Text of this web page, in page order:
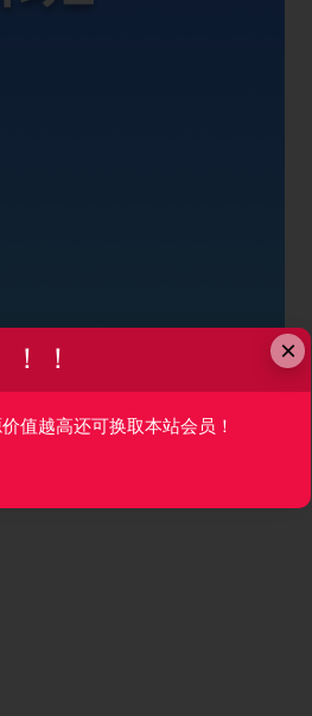
×
！
值越高还可换取本站会员！